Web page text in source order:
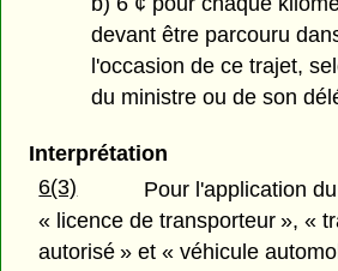
devant être parcouru
l'occasion de ce trajet,
du ministre ou de son
Interprétation
6(3)
Pour l'application
« licence de transporteur », «
autorisé » et « véhicule